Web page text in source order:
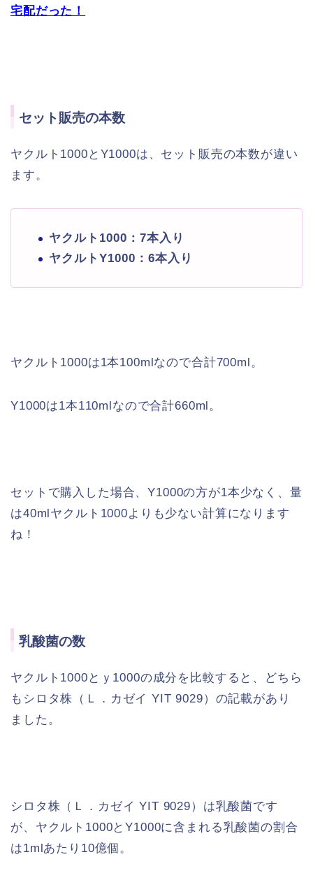
宅配だった！
セット販売の本数
ヤクルト1000とY1000は、セット販売の本数が違い
ます。
ヤクルト1000：7本入り
ヤクルトY1000：6本入り
ヤクルト1000は1本100mlなので合計700ml。
Y1000は1本110mlなので合計660ml。
セットで購入した場合、Y1000の方が1本少なく、量
は40mlヤクルト1000よりも少ない計算になります
ね！
乳酸菌の数
ヤクルト1000とｙ1000の成分を比較すると、どちら
もシロタ株（Ｌ．カゼイ YIT 9029）の記載があり
ました。
シロタ株（Ｌ．カゼイ YIT 9029）は乳酸菌です
が、ヤクルト1000とY1000に含まれる乳酸菌の割合
は1mlあたり10億個。